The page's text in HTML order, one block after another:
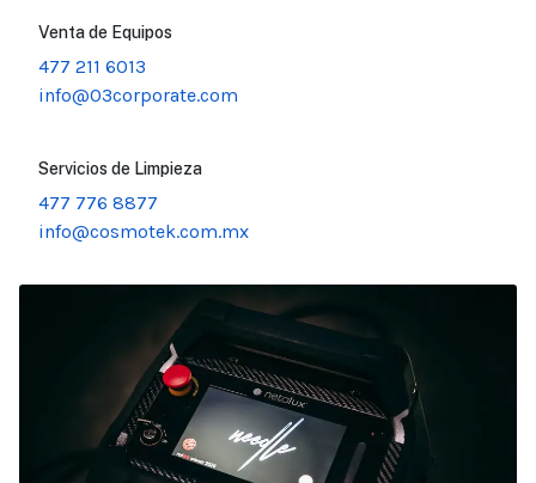
Venta de Equipos
477 211 6013
info@03corporate.com
Servicios de Limpieza
477 776 8877
info@cosmotek.com.mx